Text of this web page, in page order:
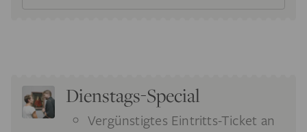
Dienstags-Special
Vergünstigtes Eintritts-Ticket an